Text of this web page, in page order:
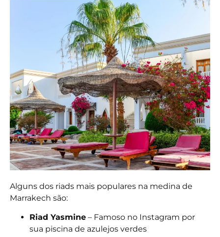
Alguns dos riads mais populares na medina de
Marrakech são:
Riad Yasmine – Famoso no Instagram por
sua piscina de azulejos verdes